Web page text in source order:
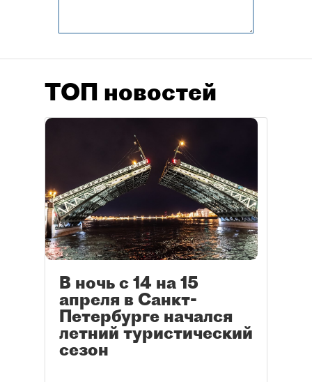
ТОП новостей
В ночь с 14 на 15
апреля в Санкт-
Петербурге начался
летний туристический
сезон